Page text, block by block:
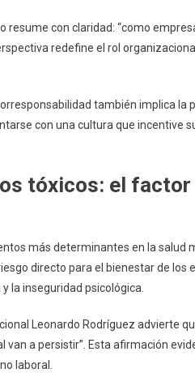
lo resume con claridad: “como
redefine el rol
también implica la
con una cultura que incentive
tóxicos: el
más determinantes en la salud
directo para el bienestar de los
la inseguridad psicológica.
Leonardo Rodríguez advierte
van a persistir”. Esta afirmación
laboral.